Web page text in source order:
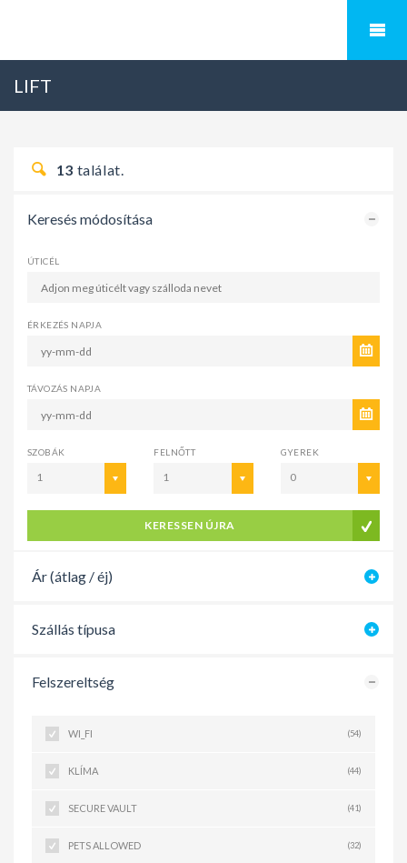
LIFT
13 találat.
Keresés módosítása
ÚTICÉL
ÉRKEZÉS NAPJA
TÁVOZÁS NAPJA
SZOBÁK
1
FELNŐTT
1
GYEREK
0
KERESSEN ÚJRA
Ár (átlag / éj)
Szállás típusa
Felszereltség
WI_FI (54)
KLÍMA (44)
SECURE VAULT (41)
PETS ALLOWED (32)